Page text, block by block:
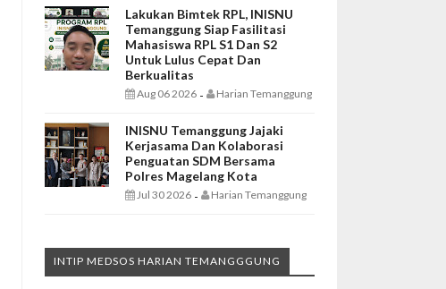
Lakukan Bimtek RPL, INISNU
Temanggung Siap Fasilitasi
Mahasiswa RPL S1 Dan S2
Untuk Lulus Cepat Dan
Berkualitas
Aug 06 2026 - Harian Temanggung
INISNU Temanggung Jajaki
Kerjasama Dan Kolaborasi
Penguatan SDM Bersama
Polres Magelang Kota
Jul 30 2026 - Harian Temanggung
INTIP MEDSOS HARIAN TEMANGGGUNG